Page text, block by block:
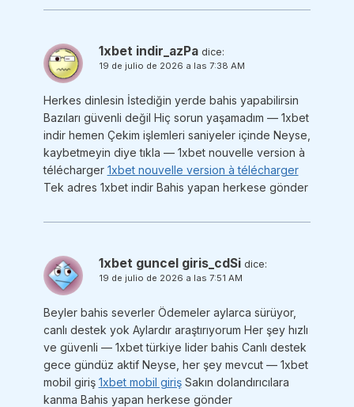
1xbet indir_azPa dice:
19 de julio de 2026 a las 7:38 AM
Herkes dinlesin İstediğin yerde bahis yapabilirsin
Bazıları güvenli değil Hiç sorun yaşamadım — 1xbet
indir hemen Çekim işlemleri saniyeler içinde Neyse,
kaybetmeyin diye tıkla — 1xbet nouvelle version à
télécharger 1xbet nouvelle version à télécharger
Tek adres 1xbet indir Bahis yapan herkese gönder
1xbet guncel giris_cdSi dice:
19 de julio de 2026 a las 7:51 AM
Beyler bahis severler Ödemeler aylarca sürüyor,
canlı destek yok Aylardır araştırıyorum Her şey hızlı
ve güvenli — 1xbet türkiye lider bahis Canlı destek
gece gündüz aktif Neyse, her şey mevcut — 1xbet
mobil giriş 1xbet mobil girişSakın dolandırıcılara
kanma Bahis yapan herkese gönder